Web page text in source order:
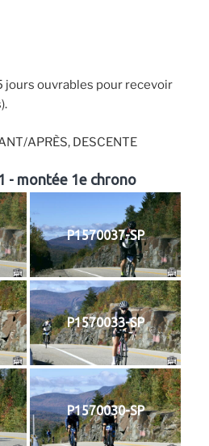
jours ouvrables pour recevoir
APRÈS, DESCENTE
- montée 1e chrono
P1570037-SP
P1570033-SP
P1570030-SP